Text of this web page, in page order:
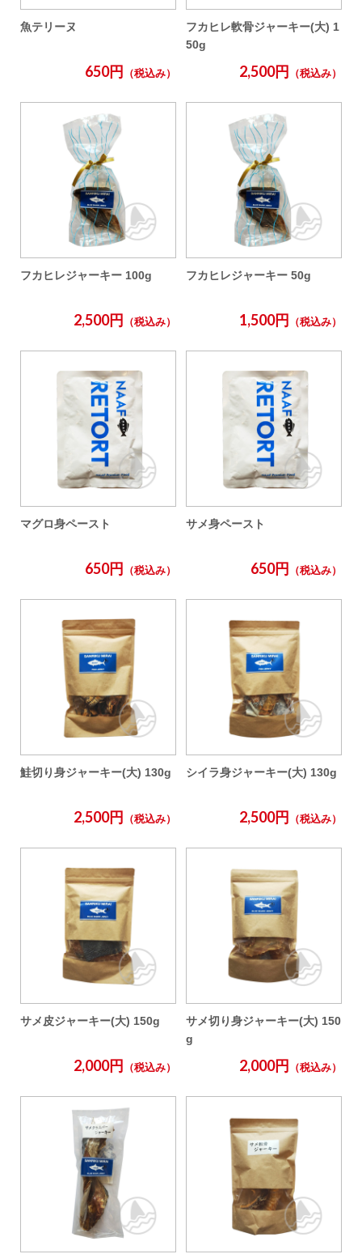
魚テリーヌ
650円 （税込み）
フカヒレ軟骨ジャーキー(大) 1
50g
2,500円 （税込み）
フカヒレジャーキー 100g
2,500円 （税込み）
フカヒレジャーキー 50g
1,500円 （税込み）
マグロ身ペースト
650円 （税込み）
サメ身ペースト
650円 （税込み）
鮭切り身ジャーキー(大) 130g
2,500円 （税込み）
シイラ身ジャーキー(大) 130g
2,500円 （税込み）
サメ皮ジャーキー(大) 150g
2,000円 （税込み）
サメ切り身ジャーキー(大) 150
g
2,000円 （税込み）